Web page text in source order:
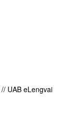
// UAB eLengvai